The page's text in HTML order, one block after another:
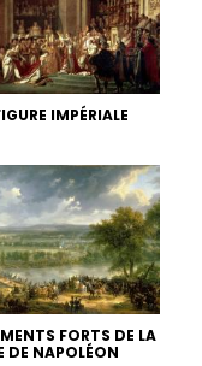
IMPÉRIALE
FORTS DE LA
DE NAPOLÉON